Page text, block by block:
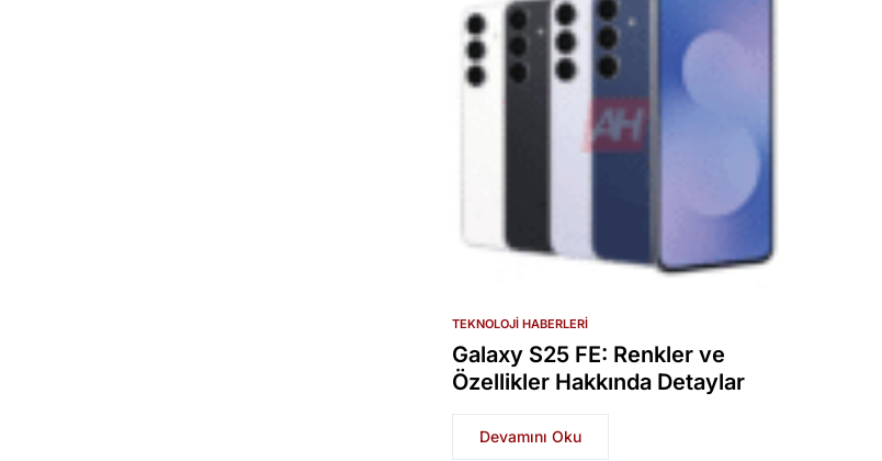
TEKNOLOJI HABERLERI
Galaxy S25 FE: Renkler ve
Özellikler Hakkında Detaylar
Devamını Oku